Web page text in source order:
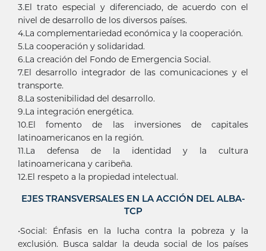
3.El trato especial y diferenciado, de acuerdo con el
nivel de desarrollo de los diversos países.
4.La complementariedad económica y la cooperación.
5.La cooperación y solidaridad.
6.La creación del Fondo de Emergencia Social.
7.El desarrollo integrador de las comunicaciones y el
transporte.
8.La sostenibilidad del desarrollo.
9.La integración energética.
10.El fomento de las inversiones de capitales
latinoamericanos en la región.
11.La defensa de la identidad y la cultura
latinoamericana y caribeña.
12.El respeto a la propiedad intelectual.
EJES TRANSVERSALES EN LA ACCIÓN DEL ALBA-
TCP
•Social: Énfasis en la lucha contra la pobreza y la
exclusión. Busca saldar la deuda social de los países